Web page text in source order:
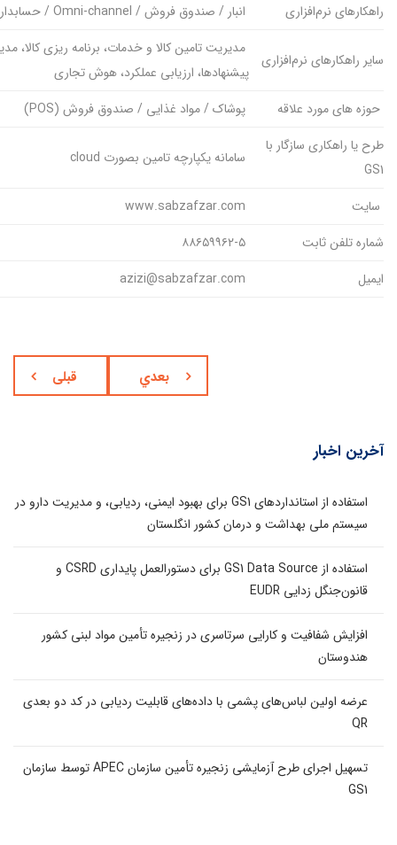
راهکارهای نرم‌افزاری
انبار / صندوق فروش / Omni-channel / حسابداری و مالی / باشگاه مشتریان
سایر راهکارهای نرم‌افزاری
مدیریت تامین کالا و خدمات، برنامه ریزی کالا،
پیشنهادها، ارزیابی عملکرد، هوش تجاری
حوزه های مورد علاقه
پوشاک / مواد غذایی / صندوق فروش (POS)
طرح یا راهکاری سازگار با
GS1
سامانه یکپارچه تامین بصورت cloud
سایت
شماره تلفن ثابت
ایمیل
قبلی بعدي
آخرین اخبار
استفاده از استانداردهای GS1 برای بهبود ایمنی، ردیابی، و مدیریت دارو در
سیستم ملی بهداشت و درمان کشور انگلستان
استفاده از GS1 Data Source برای دستورالعمل پایداری CSRD و
قانون‌جنگل زدایی EUDR
افزایش شفافیت و کارایی سرتاسری در زنجیره تأمین مواد لبنی کشور
هندوستان
عرضه اولین لباس‌های پشمی با داده‌های قابلیت ردیابی در کد دو بعدی
QR
تسهیل اجرای طرح آزمایشی زنجیره تأمین سازمان APEC توسط سازمان
GS1